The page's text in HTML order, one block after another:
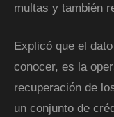
multas y también
Explicó que el
conocer, es la
recuperación de
un conjunto de